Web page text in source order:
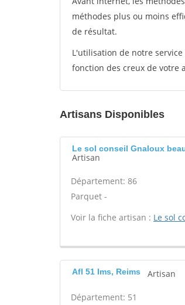
méthodes plus ou moins
de résultat.
L'utilisation de notre
fonction des creux de votre
Artisans Disponibles
Le sol conseil Gnaloux
Artisan
Département: 86
Parquet -
Voir la fiche artisan : Le sol
Afl 51 Ims, Reims Artisan
Département: 51